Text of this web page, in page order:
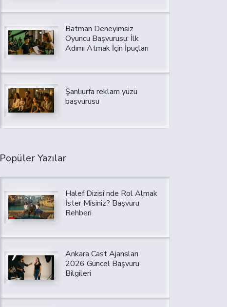
Batman Deneyimsiz
Oyuncu Başvurusu: İlk
Adımı Atmak İçin İpuçları
Şanlıurfa reklam yüzü
başvurusu
Popüler Yazılar
Halef Dizisi'nde Rol Almak
İster Misiniz? Başvuru
Rehberi
Ankara Cast Ajansları
2026 Güncel Başvuru
Bilgileri